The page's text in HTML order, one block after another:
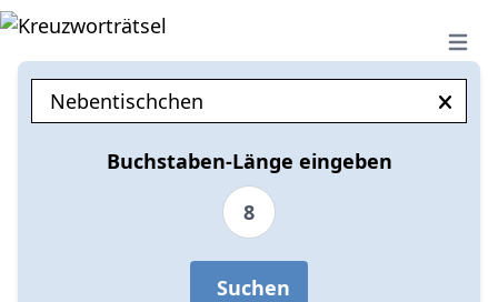
Open
Buchstaben-Länge eingeben
8
Suchen